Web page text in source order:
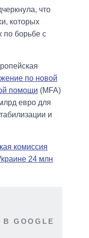
что
которых
по борьбе с
по новой
помощи (MFA)
евро для
и
комиссия
24 млн
GOOGLE